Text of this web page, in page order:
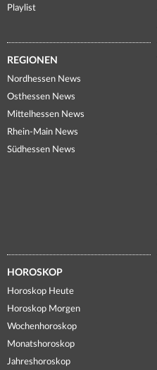
Playlist
REGIONEN
Nordhessen News
Osthessen News
Mittelhessen News
Rhein-Main News
Südhessen News
HOROSKOP
Horoskop Heute
Horoskop Morgen
Wochenhoroskop
Monatshoroskop
Jahreshoroskop